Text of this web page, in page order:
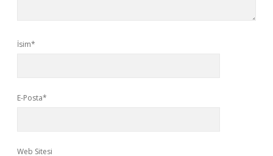
İsim*
E-Posta*
Web Sitesi